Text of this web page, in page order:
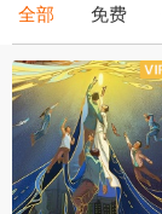
全部 免费